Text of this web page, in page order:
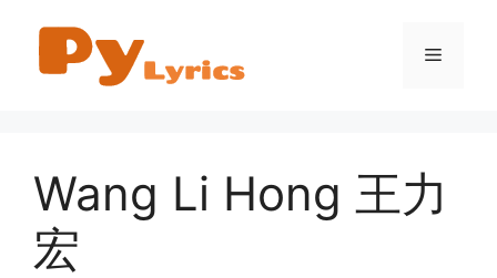
content
Menu
Wang Li Hong 王力
宏